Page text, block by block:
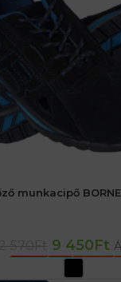
munkacipő
9 450Ft
OPCIÓK